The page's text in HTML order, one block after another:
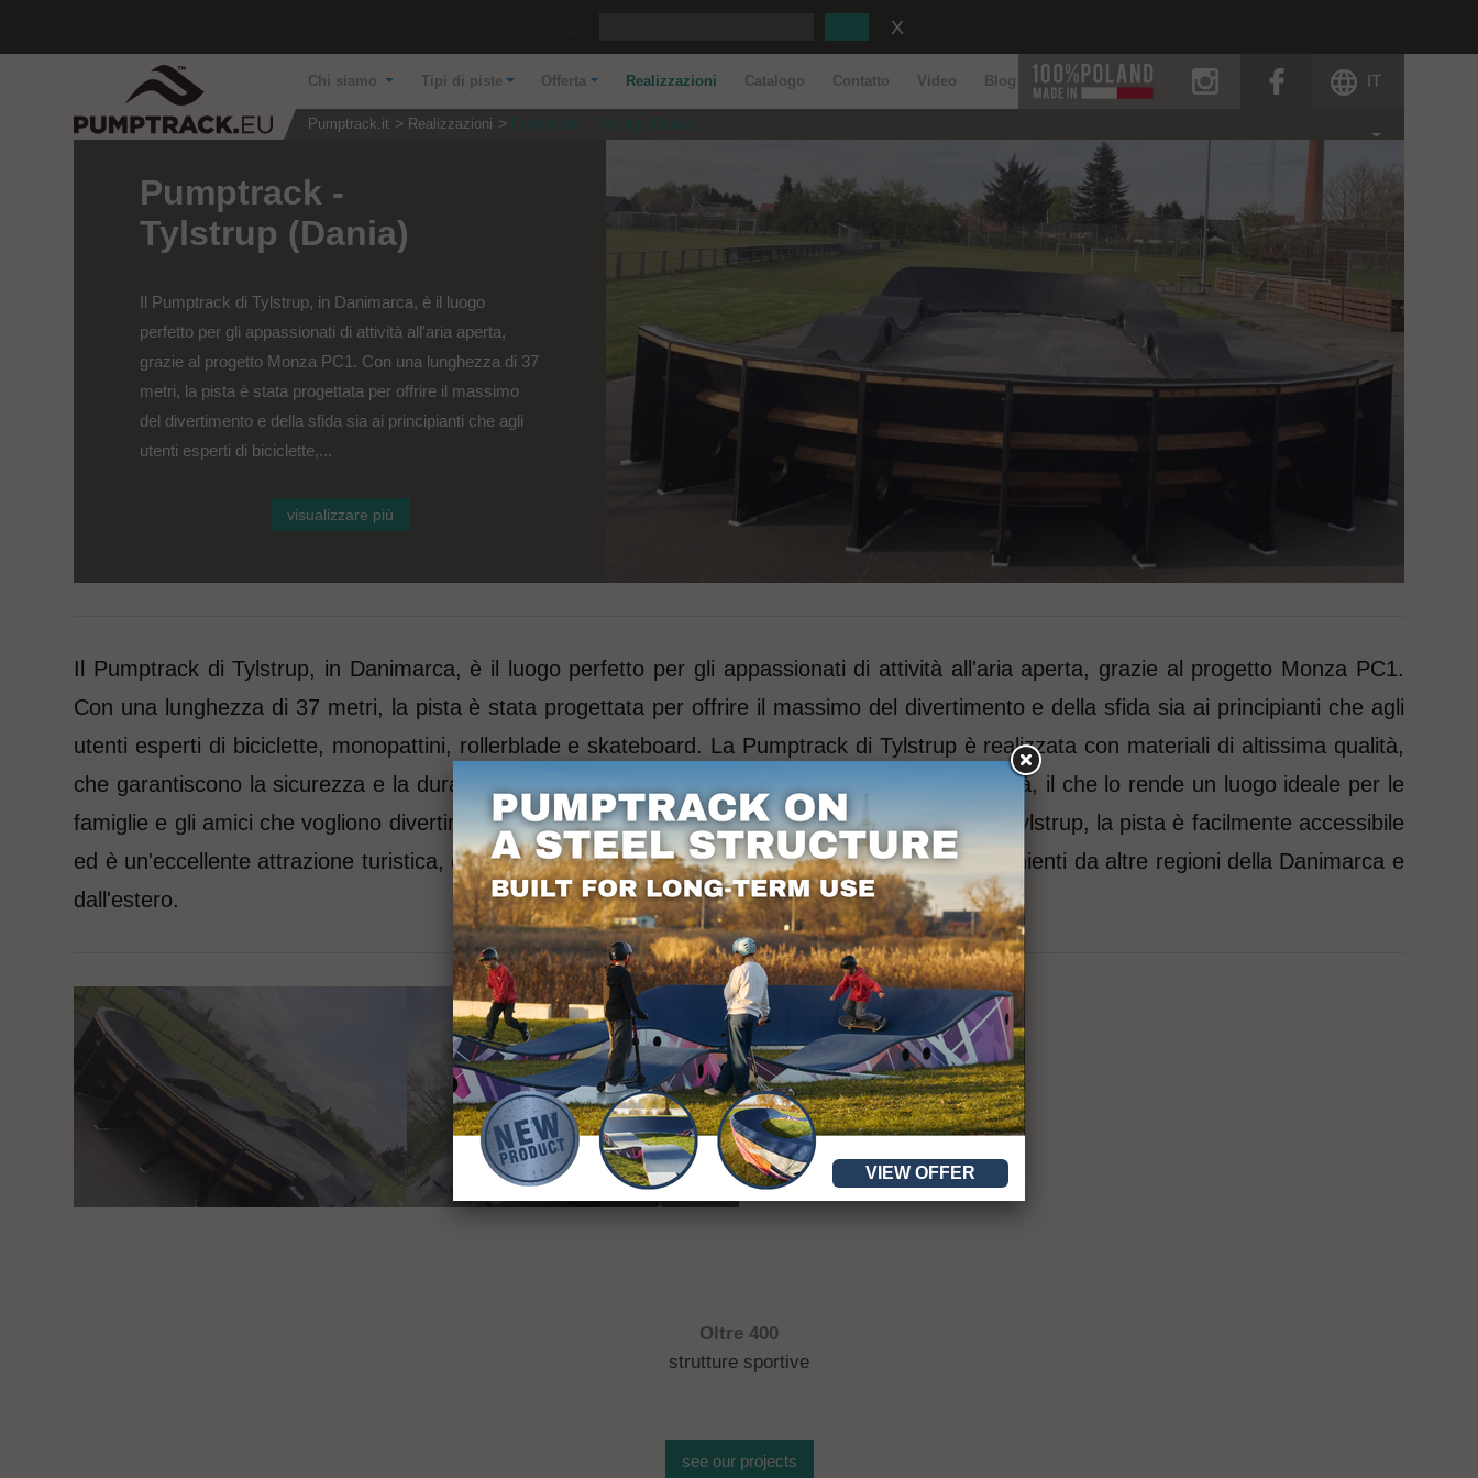
Chi siamo Tipi di piste Offerta Realizzazioni Catalogo Contatto Video Blog
instagram
IT
Pumptrack.it Realizzazioni Pumptrack - Tylstrup (Dania)
Pumptrack -
Tylstrup (Dania)
Il Pumptrack di Tylstrup, in Danimarca, è il luogo
perfetto per gli appassionati di attività all'aria aperta,
grazie al progetto Monza PC1. Con una lunghezza di 37
metri, la pista è stata progettata per offrire il massimo
del divertimento e della sfida sia ai principianti che agli
utenti esperti di biciclette,...
visualizzare più
Il Pumptrack di Tylstrup, in Danimarca, è il luogo perfetto per gli appassionati di attività all'aria aperta, grazie al progetto Monza PC1.
Con una lunghezza di 37 metri, la pista è stata progettata per offrire il massimo del divertimento e della sfida sia ai principianti che agli
utenti esperti di biciclette, monopattini, rollerblade e skateboard. La Pumptrack di Tylstrup è realizzata con materiali di altissima qualità,
che garantiscono la sicurezza e la durata della struttura. È facile da usare per tutte le fasce d'età, il che lo rende un luogo ideale per le
famiglie e gli amici che vogliono divertirsi attivamente insieme. Situata nei pittoreschi dintorni di Tylstrup, la pista è facilmente accessibile
ed è un'eccellente attrazione turistica, che attira non solo i residenti locali ma anche turisti provenienti da altre regioni della Danimarca e
dall'estero.
Oltre 400
strutture sportive
see our projects
VIEW OFFER